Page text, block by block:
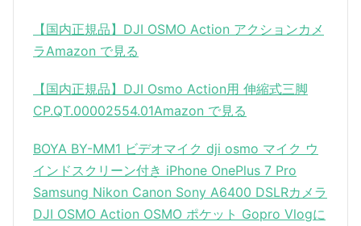
【国内正規品】DJI OSMO Action アクションカメ
ラAmazon で見る
【国内正規品】DJI Osmo Action用 伸縮式三脚
CP.QT.00002554.01Amazon で見る
BOYA BY-MM1 ビデオマイク dji osmo マイク ウ
インドスクリーン付き iPhone OnePlus 7 Pro
Samsung Nikon Canon Sony A6400 DSLRカメラ
DJI OSMO Action OSMO ポケット Gopro Vlogに